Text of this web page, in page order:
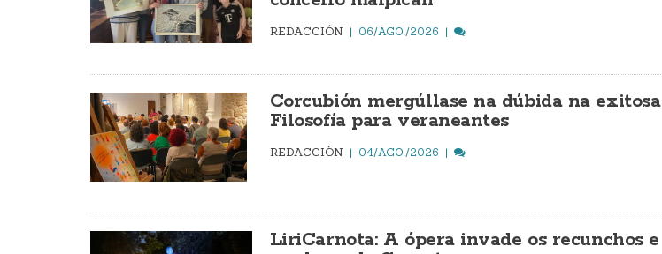
REDACCIÓN 06/AGO./2026
Corcubión mergúllase na dúbida na exitosa
Filosofía para veraneantes
REDACCIÓN 04/AGO./2026
LiriCarnota: A ópera invade os recunchos e